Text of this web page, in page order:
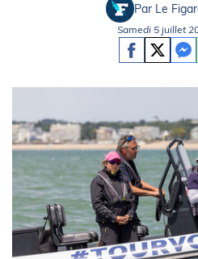
Par Le
Samedi 5 juillet